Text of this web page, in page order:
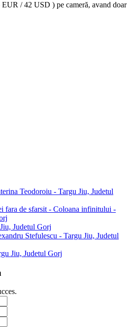
EUR / 42 USD ) pe cameră, avand doar
Teodoroiu - Targu Jiu, Judetul
fara de sfarsit - Coloana infinitului -
Judetul Gorj
Stefulescu - Targu Jiu, Judetul
Jiu, Judetul Gorj